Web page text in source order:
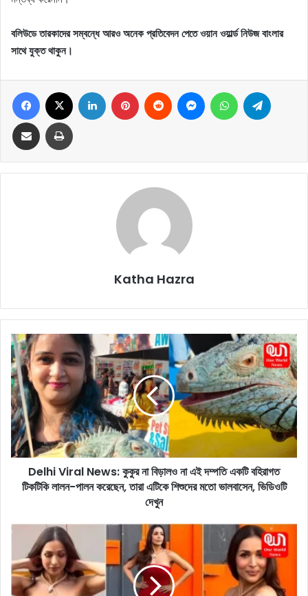
বলিউডে তারকাদের সম্বন্ধে আরও অনেক প্রতিবেদন পেতে ওয়ান ওয়ার্ল্ড নিউজ বাংলার
সাথে যুক্ত থাকুন।
Katha Hazra
D
e
l
h
i
V
i
r
a
কু
কু
র
Delhi Viral News: কুকুর না বিড়ালও না এই দম্পতি একটি বহিরাগত
টিকটিকি লালন-পালন করেছেন, তারা এটিকে শিশুদের মতো ভালবাসেন, ভিডিওটি
দেখুন
G
r
g
e